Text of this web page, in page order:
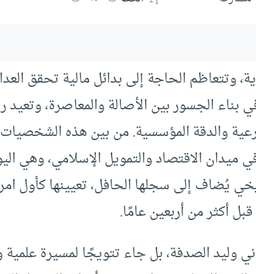
وتتعاظم الحاجة إلى بدائل مالية تحقق
بناء الجسور بين الأصالة والمعاصرة،
والدقة المؤسسية. من بين هذه
ميدان الاقتصاد والتمويل الإسلامي، وهي
يُضاف إلى سجلها الحافل، تعيينها كأول
أكثر من أربعين عامًا.
وليد الصدفة، بل جاء تتويجًا لمسيرة علمية